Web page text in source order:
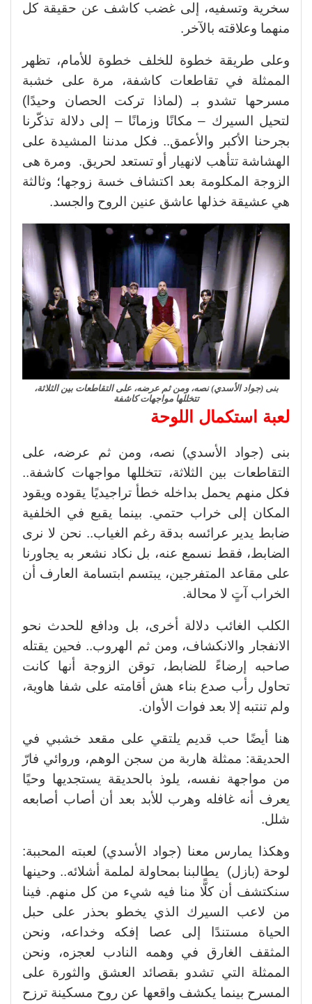
سخرية وتسفيه، إلى غضب كاشف عن حقيقة كل
منهما وعلاقته بالآخر.
وعلى طريقة خطوة للخلف خطوة للأمام، تظهر
الممثلة في تقاطعات كاشفة، مرة على خشبة
مسرحها تشدو بـ (لماذا تركت الحصان وحيدًا)
لتحيل السيرك – مكانًا وزمانًا – إلى دلالة تذكّرنا
بجرحنا الأكبر والأعمق.. فكل مدننا المشيدة على
الهشاشة تتأهب لانهيار أو تستعد لحريق. ومرة هى
الزوجة المكلومة بعد اكتشاف خسة زوجها؛ وثالثة
هي عشيقة خذلها عاشق عنين الروح والجسد.
بنى (جواد الأسدي) نصه، ومن ثم عرضه، على التقاطعات بين الثلاثة،
تتخللها مواجهات كاشفة
لعبة استكمال اللوحة
بنى (جواد الأسدي) نصه، ومن ثم عرضه، على
التقاطعات بين الثلاثة، تتخللها مواجهات كاشفة..
فكل منهم يحمل بداخله خطأ تراجيديًا يقوده ويقود
المكان إلى خراب حتمي. بينما يقبع في الخلفية
ضابط يدير عرائسه بدقة رغم الغياب.. نحن لا نرى
الضابط، فقط نسمع عنه، بل نكاد نشعر به يجاورنا
على مقاعد المتفرجين، يبتسم ابتسامة العارف أن
الخراب آتٍ لا محالة.
الكلب الغائب دلالة أخرى، بل ودافع للحدث نحو
الانفجار والانكشاف، ومن ثم الهروب.. فحين يقتله
صاحبه إرضاءً للضابط، توقن الزوجة أنها كانت
تحاول رأب صدع بناء هش أقامته على شفا هاوية،
ولم تنتبه إلا بعد فوات الأوان.
هنا أيضًا حب قديم يلتقي على مقعد خشبي في
الحديقة: ممثلة هاربة من سجن الوهم، وروائي فارّ
من مواجهة نفسه، يلوذ بالحديقة يستجديها وحيًا
يعرف أنه غافله وهرب للأبد بعد أن أصاب أصابعه
شلل.
وهكذا يمارس معنا (جواد الأسدي) لعبته المحببة:
لوحة (بازل) يطالبنا بمحاولة لملمة أشلائه.. وحينها
سنكتشف أن كلًّا منا فيه شيء من كل منهم. فينا
من لاعب السيرك الذي يخطو بحذر على حبل
الحياة مستندًا إلى عصا إفكه وخداعه، ونحن
المثقف الغارق في وهمه النادب لعجزه، ونحن
الممثلة التي تشدو بقصائد العشق والثورة على
المسرح بينما يكشف واقعها عن روح مسكينة ترزح